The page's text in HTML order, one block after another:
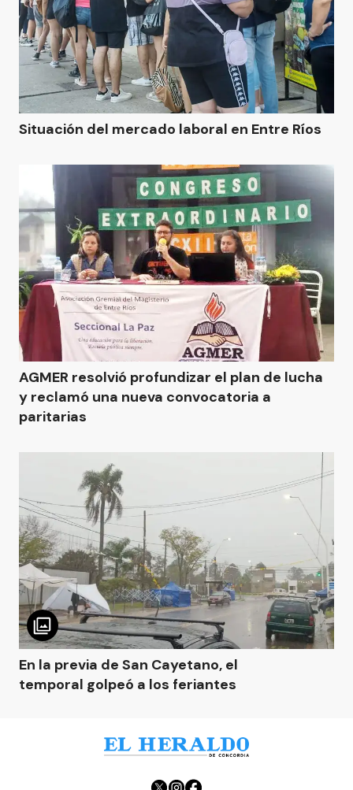
Situación del mercado laboral en Entre Ríos
AGMER resolvió profundizar el plan de lucha
y reclamó una nueva convocatoria a
paritarias
En la previa de San Cayetano, el
temporal golpeó a los feriantes